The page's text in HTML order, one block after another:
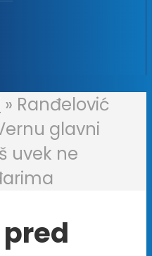
» Ranđelović
glavni
uvek ne